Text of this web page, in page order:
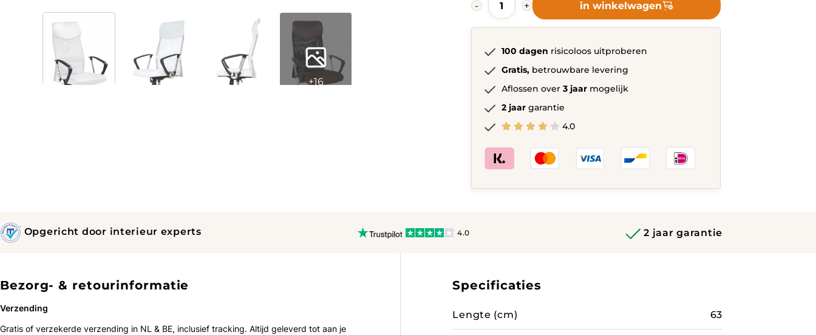
+16
-
Bureaustoel
Wit,
Bruin
Zwart,
Zwart,
Blauw
en
Oranje
en
Zwart,
Limoen
en
Zwart
+ in winkelwagen
100 dagen risicoloos uitproberen
Gratis,betrouwbare levering
Aflossen over 3 jaarmogelijk
2 jaargarantie
4.0
Opgericht door interieur experts 4.0 2 jaar garantie
Bezorg- & retourinformatie
Verzending
Gratis of verzekerde verzending in NL & BE, inclusief tracking. Altijd geleverd tot aan je
Specificaties
Lengte (cm) 63